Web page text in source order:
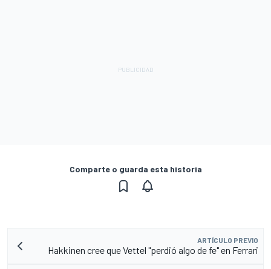
Comparte o guarda esta historia
ARTÍCULO PREVIO
Hakkinen cree que Vettel "perdió algo de fe" en Ferrari